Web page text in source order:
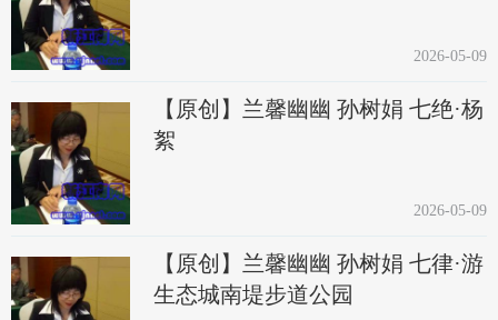
2026-05-09
【原创】兰馨幽幽 孙树娟 七绝·杨
絮
2026-05-09
【原创】兰馨幽幽 孙树娟 七律·游
生态城南堤步道公园